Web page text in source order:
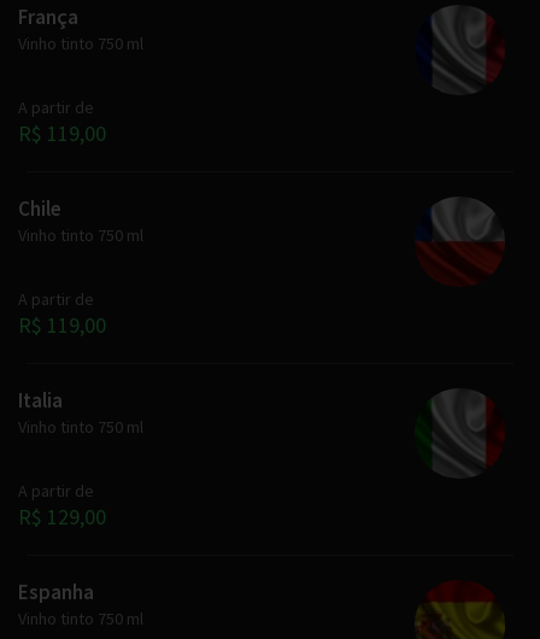
França
Vinho tinto 750 ml
A partir de
R$ 119,00
Chile
Vinho tinto 750 ml
A partir de
R$ 119,00
Italia
Vinho tinto 750 ml
A partir de
R$ 129,00
Espanha
Vinho tinto 750 ml